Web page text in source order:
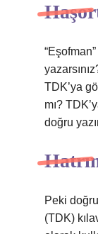
TDK’ya
mı?
doğru
Peki
(TDK)